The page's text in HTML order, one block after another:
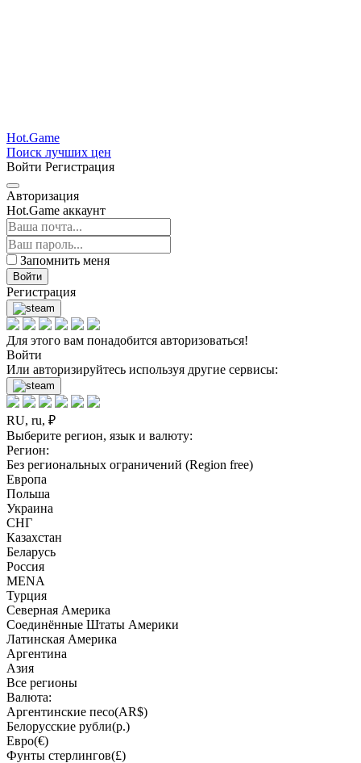
Hot.Game
Поиск лучших цен
Войти Регистрация
Авторизация
Hot.Game аккаунт
Запомнить меня
Войти
Регистрация
Для этого вам понадобится авторизоваться!
Войти
Или авторизируйтесь используя другие сервисы:
RU, ru, ₽
Выберите регион, язык и валюту:
Регион:
Без региональных ограничений (Region free)
Европа
Польша
Украина
СНГ
Казахстан
Беларусь
Россия
MENA
Турция
Северная Америка
Соединённые Штаты Америки
Латинская Америка
Аргентина
Азия
Все регионы
Валюта:
Аргентинские песо(AR$)
Белорусские рубли(р.)
Евро(€)
Фунты стерлингов(£)